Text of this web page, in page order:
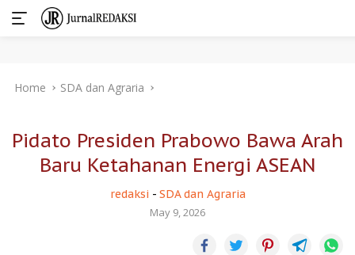
Home SDA dan Agraria
Pidato Presiden Prabowo Bawa Arah
Baru Ketahanan Energi ASEAN
redaksi - SDA dan Agraria
May 9, 2026